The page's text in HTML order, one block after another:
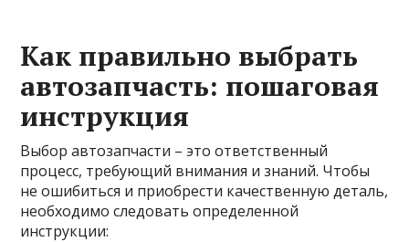
Как правильно выбрать
автозапчасть: пошаговая
инструкция
Выбор автозапчасти – это ответственный
процесс, требующий внимания и знаний. Чтобы
не ошибиться и приобрести качественную деталь,
необходимо следовать определенной
инструкции: